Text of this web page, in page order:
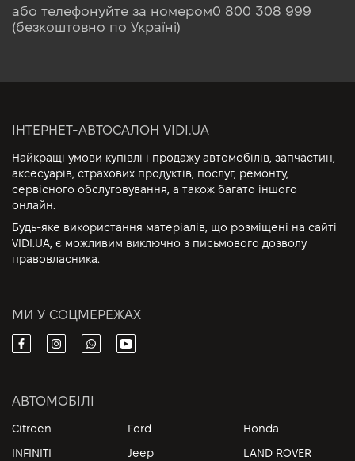
або телефонуйте за номером0 800 308 999
(безкоштовно по Україні)
ІНТЕРНЕТ-АВТОСАЛОН VIDI.UA
Найкращі умови купівлі і продажу автомобілів, запчастин,
аксесуарів, страхових продуктів, послуг, ремонту,
сервісного обслуговування, а також багато іншого
онлайн.
Будь-яке використання матеріалів, що розміщені на сайті
VIDI.UA, є можливим виключно з письмового дозволу
правовласника.
МИ У СОЦМЕРЕЖАХ
АВТОМОБІЛІ
Citroen Ford
Honda
INFINITI
Jeep
LAND ROVER